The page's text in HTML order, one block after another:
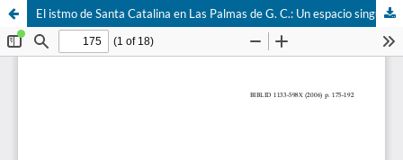
El istmo de Santa Catalina en Las Palmas de G. C.: Un espacio singular con un controvertido proyecto urbanístico